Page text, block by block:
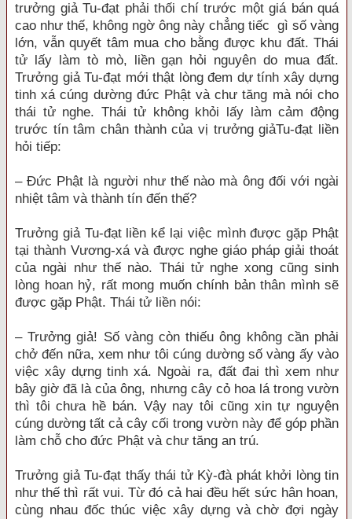
trưởng giả Tu-đạt phải thối chí trước một giá bán quá
cao như thế, không ngờ ông này chẳng tiếc gì số vàng
lớn, vẫn quyết tâm mua cho bằng được khu đất. Thái
tử lấy làm tò mò, liền gạn hỏi nguyên do mua đất.
Trưởng giả Tu-đạt mới thật lòng đem dự tính xây dựng
tinh xá cúng dường đức Phật và chư tăng mà nói cho
thái tử nghe. Thái tử không khỏi lấy làm cảm động
trước tín tâm chân thành của vị trưởng giảTu-đạt liền
hỏi tiếp:
– Đức Phật là người như thế nào mà ông đối với ngài
nhiệt tâm và thành tín đến thế?
Trưởng giả Tu-đạt liền kể lại việc mình được gặp Phật
tại thành Vương-xá và được nghe giáo pháp giải thoát
của ngài như thế nào. Thái tử nghe xong cũng sinh
lòng hoan hỷ, rất mong muốn chính bản thân mình sẽ
được gặp Phật. Thái tử liền nói:
– Trưởng giả! Số vàng còn thiếu ông không cần phải
chở đến nữa, xem như tôi cúng dường số vàng ấy vào
việc xây dựng tinh xá. Ngoài ra, đất đai thì xem như
bây giờ đã là của ông, nhưng cây cỏ hoa lá trong vườn
thì tôi chưa hề bán. Vậy nay tôi cũng xin tự nguyện
cúng dường tất cả cây cối trong vườn này để góp phần
làm chỗ cho đức Phật và chư tăng an trú.
Trưởng giả Tu-đạt thấy thái tử Kỳ-đà phát khởi lòng tin
như thế thì rất vui. Từ đó cả hai đều hết sức hân hoan,
cùng nhau đốc thúc việc xây dựng và chờ đợi ngày